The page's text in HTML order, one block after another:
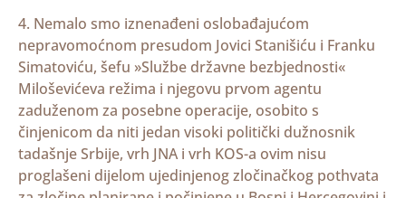
4. Nemalo smo iznenađeni oslobađajućom
nepravomoćnom presudom Jovici Stanišiću i Franku
Simatoviću, šefu »Službe državne bezbjednosti«
Miloševićeva režima i njegovu prvom agentu
zaduženom za posebne operacije, osobito s
činjenicom da niti jedan visoki politički dužnosnik
tadašnje Srbije, vrh JNA i vrh KOS-a ovim nisu
proglašeni dijelom ujedinjenog zločinačkog pothvata